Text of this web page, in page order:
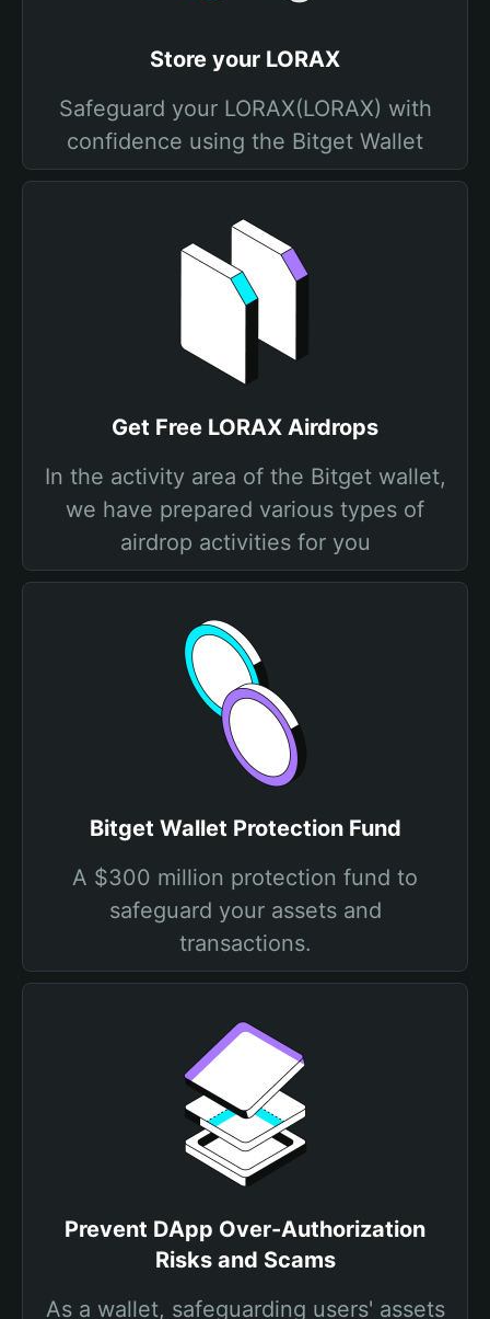
Store your LORAX
Safeguard your LORAX(LORAX) with
confidence using the Bitget Wallet
Get Free LORAX Airdrops
In the activity area of the Bitget wallet,
we have prepared various types of
airdrop activities for you
Bitget Wallet Protection Fund
A $300 million protection fund to
safeguard your assets and
transactions.
Prevent DApp Over-Authorization
Risks and Scams
As a wallet, safeguarding users' assets